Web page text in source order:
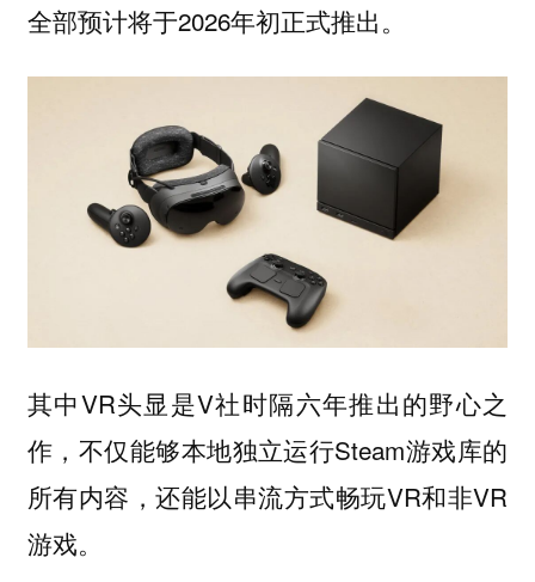
全部预计将于2026年初正式推出。
其中VR头显是V社时隔六年推出的野心之
作，不仅能够本地独立运行Steam游戏库的
所有内容，还能以串流方式畅玩VR和非VR
游戏。